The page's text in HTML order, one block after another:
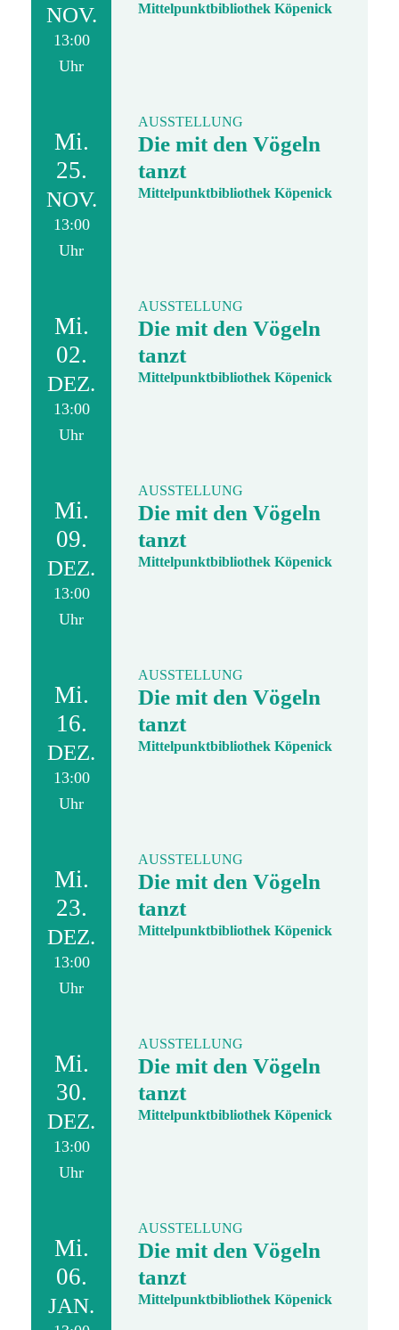
NOV.
13:00
Uhr
Mittelpunktbibliothek Köpenick
Mi.
25.
NOV.
13:00
Uhr
AUSSTELLUNG
Die mit den Vögeln
tanzt
Mittelpunktbibliothek Köpenick
Mi.
02.
DEZ.
13:00
Uhr
AUSSTELLUNG
Die mit den Vögeln
tanzt
Mittelpunktbibliothek Köpenick
Mi.
09.
DEZ.
13:00
Uhr
AUSSTELLUNG
Die mit den Vögeln
tanzt
Mittelpunktbibliothek Köpenick
Mi.
16.
DEZ.
13:00
Uhr
AUSSTELLUNG
Die mit den Vögeln
tanzt
Mittelpunktbibliothek Köpenick
Mi.
23.
DEZ.
13:00
Uhr
AUSSTELLUNG
Die mit den Vögeln
tanzt
Mittelpunktbibliothek Köpenick
Mi.
30.
DEZ.
13:00
Uhr
AUSSTELLUNG
Die mit den Vögeln
tanzt
Mittelpunktbibliothek Köpenick
Mi.
06.
JAN.
AUSSTELLUNG
Die mit den Vögeln
tanzt
Mittelpunktbibliothek Köpenick